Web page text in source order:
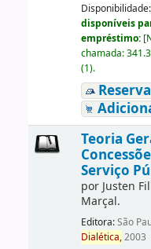
Disponibilidade:
disponíveis
empréstimo: [
chamada:
(1).
Teoria
Serviço
por Justen
Marçal.
Editora:São
Dialética,2003